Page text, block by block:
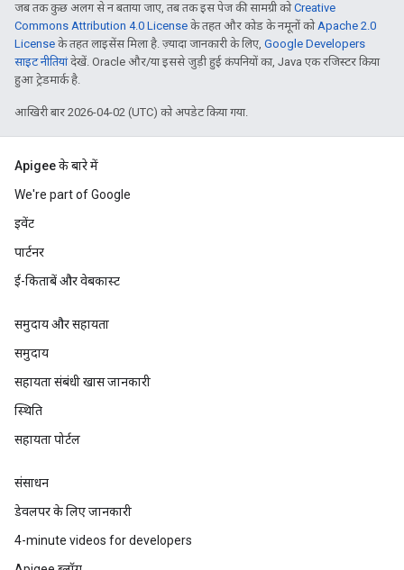
जब तक कुछ अलग से न बताया जाए, तब तक इस पेज की सामग्री कोCreative
Commons Attribution 4.0 License के तहत और कोड के नमूनों कोApache 2.0
License के तहत लाइसेंस मिला है. ज़्यादा जानकारी के लिए, Google Developers
साइट नीतियांदेखें. Oracle और/या इससे जुड़ी हुई कंपनियों का, Java एक रजिस्टर किया
हुआ ट्रेडमार्क है.
आखिरी बार 2026-04-02 (UTC) को अपडेट किया गया.
Apigee के बारे में
We're part of Google
इवेंट
पार्टनर
ई-किताबें और वेबकास्ट
समुदाय और सहायता
समुदाय
सहायता संबंधी खास जानकारी
स्थिति
सहायता पोर्टल
संसाधन
डेवलपर के लिए जानकारी
4-minute videos for developers